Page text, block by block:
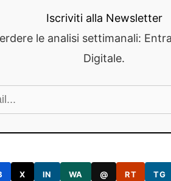
Iscriviti alla Newsletter
le analisi settimanali:
Digitale.
X IN WA @ RT TG